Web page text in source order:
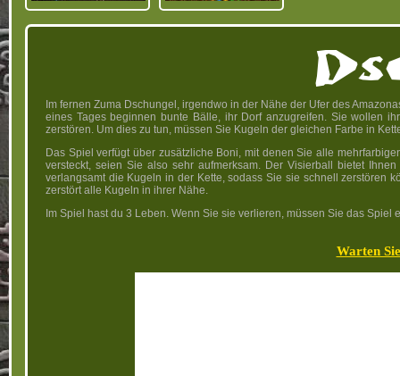
Im fernen Zuma Dschungel, irgendwo in der Nähe der Ufer des
eines Tages beginnen bunte Bälle, ihr Dorf anzugreifen. Sie wollen
zerstören. Um dies zu tun, müssen Sie Kugeln der gleichen Farbe in
Das Spiel verfügt über zusätzliche Boni, mit denen Sie alle
versteckt, seien Sie also sehr aufmerksam. Der Visierball bietet
verlangsamt die Kugeln in der Kette, sodass Sie sie schnell zerstören
zerstört alle Kugeln in ihrer Nähe.
Im Spiel hast du 3 Leben. Wenn Sie sie verlieren, müssen Sie das
Warten